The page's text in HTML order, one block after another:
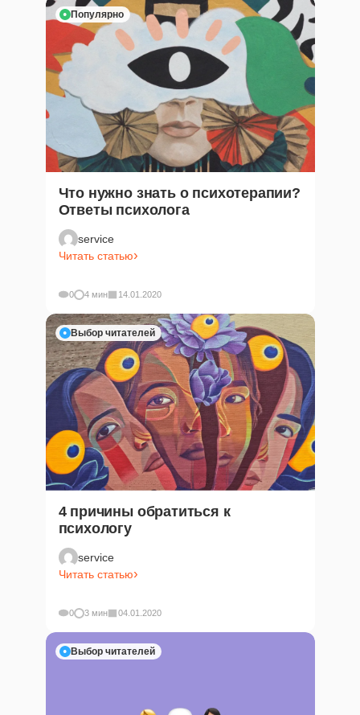
Популярно
Что нужно знать о психотерапии?
Ответы психолога
service
Читать статью
0 4 мин 14.01.2020
Выбор читателей
4 причины обратиться к
психологу
service
Читать статью
0 3 мин 04.01.2020
Выбор читателей